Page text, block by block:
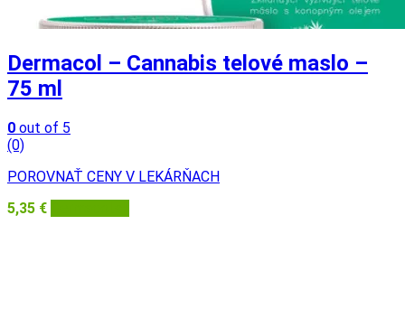
Dermacol – Cannabis telové maslo –
75 ml
0 out of 5
(0)
POROVNAŤ CENY V LEKÁRŇACH
5,35 €